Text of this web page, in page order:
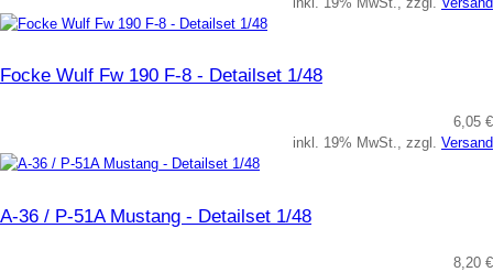
Focke Wulf Fw 190 F-8 - Detailset 1/48
6,05 €
inkl. 19% MwSt., zzgl. Versand
A-36 / P-51A Mustang - Detailset 1/48
8,20 €